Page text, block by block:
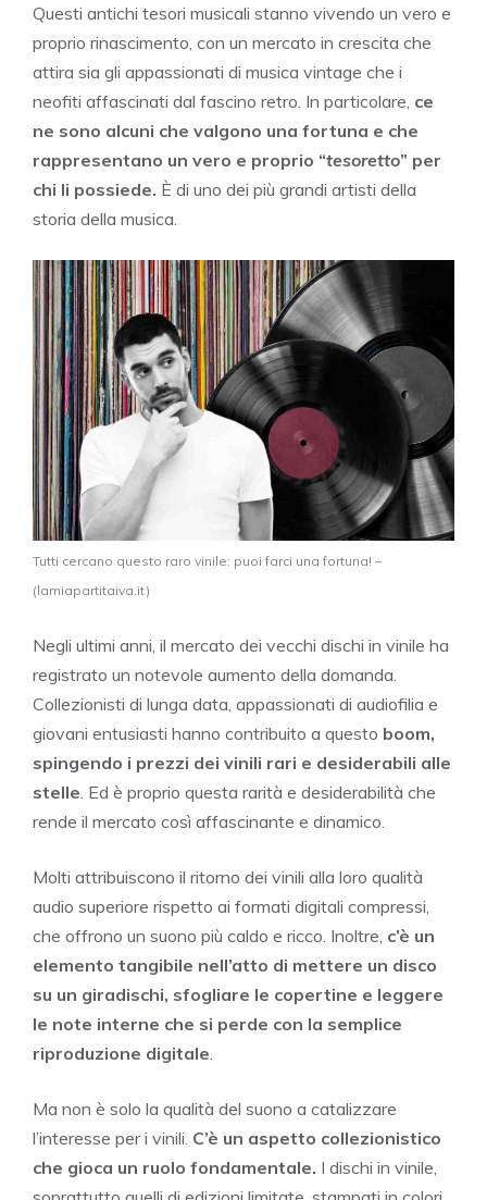
Questi antichi tesori musicali stanno vivendo un vero e
proprio rinascimento, con un mercato in crescita che
attira sia gli appassionati di musica vintage che i
neofiti affascinati dal fascino retro. In particolare, ce
ne sono alcuni che valgono una fortuna e che
rappresentano un vero e proprio “tesoretto” per
chi li possiede. È di uno dei più grandi artisti della
storia della musica.
Tutti cercano questo raro vinile: puoi farci una fortuna! –
(lamiapartitaiva.it)
Negli ultimi anni, il mercato dei vecchi dischi in vinile ha
registrato un notevole aumento della domanda.
Collezionisti di lunga data, appassionati di audiofilia e
giovani entusiasti hanno contribuito a questo boom,
spingendo i prezzi dei vinili rari e desiderabili alle
stelle. Ed è proprio questa rarità e desiderabilità che
rende il mercato così affascinante e dinamico.
Molti attribuiscono il ritorno dei vinili alla loro qualità
audio superiore rispetto ai formati digitali compressi,
che offrono un suono più caldo e ricco. Inoltre, c’è un
elemento tangibile nell’atto di mettere un disco
su un giradischi, sfogliare le copertine e leggere
le note interne che si perde con la semplice
riproduzione digitale.
Ma non è solo la qualità del suono a catalizzare
l’interesse per i vinili. C’è un aspetto collezionistico
che gioca un ruolo fondamentale. I dischi in vinile,